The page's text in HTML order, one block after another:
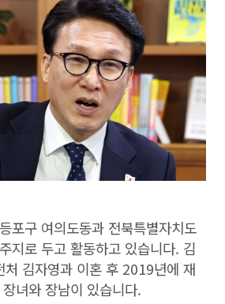
포구 여의도동과 전북특별자치도
지로 두고 활동하고 있습니다. 김
김자영과 이혼 후 2019년에 재
녀와 장남이 있습니다.